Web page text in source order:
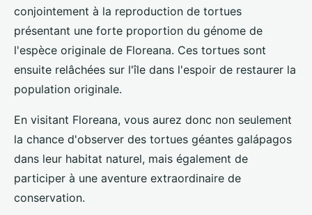
conjointement à la reproduction de tortues
présentant une forte proportion du génome de
l'espèce originale de Floreana. Ces tortues sont
ensuite relâchées sur l'île dans l'espoir de restaurer la
population originale.
En visitant Floreana, vous aurez donc non seulement
la chance d'observer des tortues géantes galápagos
dans leur habitat naturel, mais également de
participer à une aventure extraordinaire de
conservation.